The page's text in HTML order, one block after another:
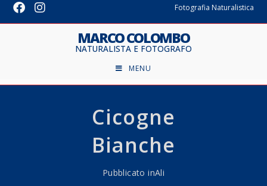
Fotografia Naturalistica
MARCO COLOMBO
NATURALISTA E FOTOGRAFO
MENU
Cicogne
Bianche
Pubblicato inAli